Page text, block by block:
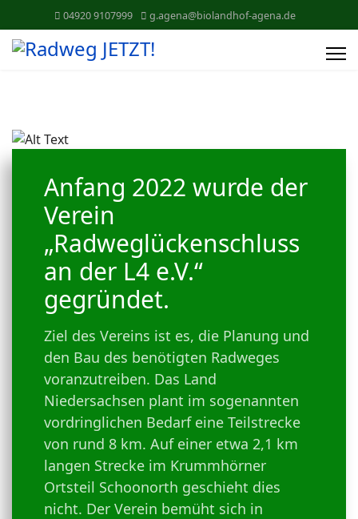
04920 9107999 g.agena@biolandhof-agena.de
Anfang 2022 wurde der
Verein
„Radweglückenschluss
an der L4 e.V.“
gegründet.
Ziel des Vereins ist es, die Planung und
den Bau des benötigten Radweges
voranzutreiben. Das Land
Niedersachsen plant im sogenannten
vordringlichen Bedarf eine Teilstrecke
von rund 8 km. Auf einer etwa 2,1 km
langen Strecke im Krummhörner
Ortsteil Schoonorth geschieht dies
nicht. Der Verein bemüht sich in